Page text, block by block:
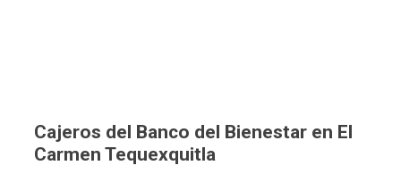
Cajeros del Banco del Bienestar en El
Carmen Tequexquitla